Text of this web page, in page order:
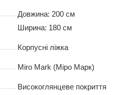
Довжина: 200 см
Ширина: 180 см
Корпусні ліжка
Miro Mark (Міро Марк)
Високоглянцеве покриття